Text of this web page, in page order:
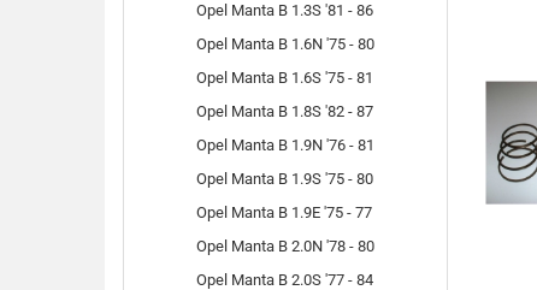
Opel Manta B 1.3S '81 - 86
Opel Manta B 1.6N '75 - 80
Opel Manta B 1.6S '75 - 81
Opel Manta B 1.8S '82 - 87
Opel Manta B 1.9N '76 - 81
Opel Manta B 1.9S '75 - 80
Opel Manta B 1.9E '75 - 77
Opel Manta B 2.0N '78 - 80
Opel Manta B 2.0S '77 - 84